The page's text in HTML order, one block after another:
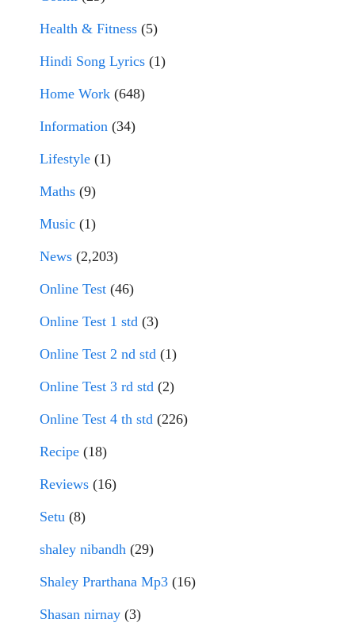
Health & Fitness (5)
Hindi Song Lyrics (1)
Home Work (648)
Information (34)
Lifestyle (1)
Maths (9)
Music (1)
News (2,203)
Online Test (46)
Online Test 1 std (3)
Online Test 2 nd std (1)
Online Test 3 rd std (2)
Online Test 4 th std (226)
Recipe (18)
Reviews (16)
Setu (8)
shaley nibandh (29)
Shaley Prarthana Mp3 (16)
Shasan nirnay (3)